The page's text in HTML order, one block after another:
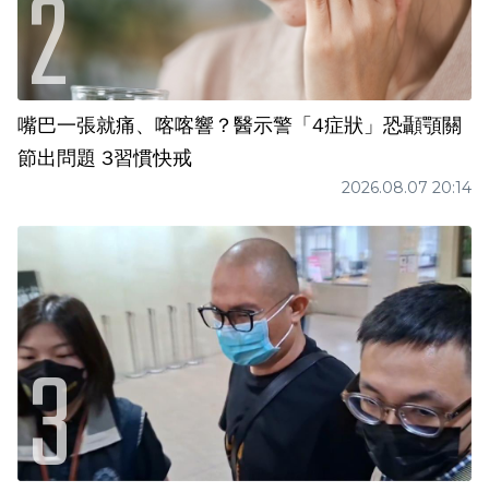
嘴巴一張就痛、喀喀響？醫示警「4症狀」恐顳顎關
節出問題 3習慣快戒
2026.08.07 20:14